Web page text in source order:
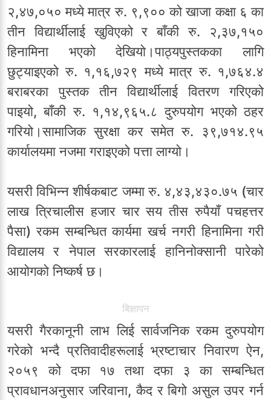
२,४७,०५० मध्ये मात्र रु. ९,९०० को खाजा कक्षा ६ का
तीन विद्यार्थीलाई खुविएको र बाँकी रु. २,३७,१५०
हिनामिना भएको देखियो।पाठ्यपुस्तकका लागि
छुट्याइएको रु. १,१६,७२९ मध्ये मात्र रु. १,७६४.४
बराबरका पुस्तक तीन विद्यार्थीलाई वितरण गरिएको
पाइयो, बाँकी रु. १,१४,९६५.८ दुरुपयोग भएको ठहर
गरियो।सामाजिक सुरक्षा कर समेत रु. ३९,७१४.९५
कार्यालयमा नजमा गराइएको पत्ता लाग्यो।
यसरी विभिन्न शीर्षकबाट जम्मा रु. ४,४३,४३०.७५ (चार
लाख त्रिचालीस हजार चार सय तीस रुपैयाँ पचहत्तर
पैसा) रकम सम्बन्धित कार्यमा खर्च नगरी हिनामिना गरी
विद्यालय र नेपाल सरकारलाई हानिनोक्सानी पारेको
आयोगको निष्कर्ष छ।
बिज्ञापन
यसरी गैरकानूनी लाभ लिई सार्वजनिक रकम दुरुपयोग
गरेको भन्दै प्रतिवादीहरूलाई भ्रष्टाचार निवारण ऐन,
२०५९ को दफा १७ तथा दफा ३ का सम्बन्धित
प्रावधानअनुसार जरिवाना, कैद र बिगो असुल उपर गर्न